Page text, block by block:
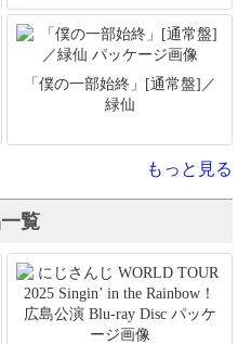
「僕の一部始終」[通常盤]／
緑仙
もっと見る
覧